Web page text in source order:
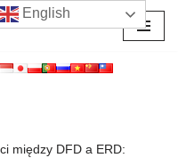
między DFD a ERD:
English